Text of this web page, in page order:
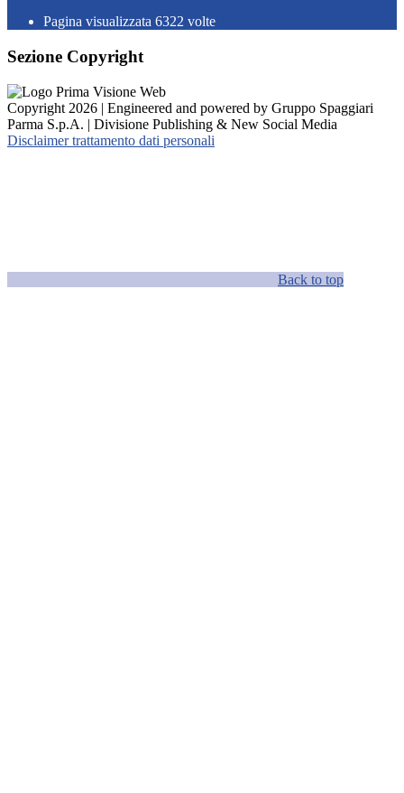
Pagina visualizzata 6322 volte
Sezione Copyright
Copyright 2026 | Engineered and powered by Gruppo Spaggiari
Parma S.p.A. | Divisione Publishing & New Social Media
Disclaimer trattamento dati personali
Back to top